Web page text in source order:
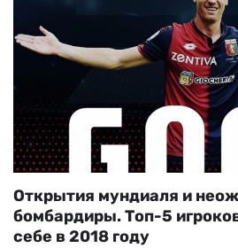
Открытия мундиаля и
бомбардиры. Топ-5
себе в 2018 году